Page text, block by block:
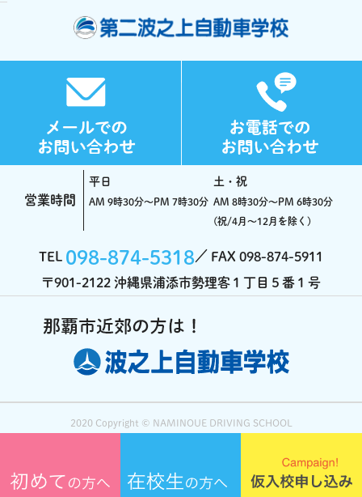
営業時間
平日
AM 9時30分～PM 7時30分
土・祝
AM 8時30分～PM 6時30分
(祝/4月～12月を除く)
TEL 098-874-5318
FAX 098-874-5911
〒901-2122 沖縄県浦添市勢理客１丁目５番１号
2020 Copyright ©️ NAMINOUE DRIVING SCHOOL